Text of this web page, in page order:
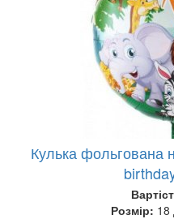
Кулька фольгована
Розмір: 18